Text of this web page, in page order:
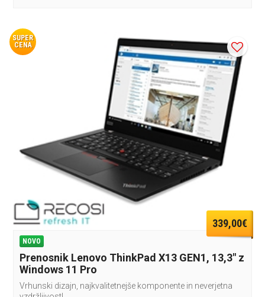
SUPER
CENA
339,00€
NOVO
Prenosnik Lenovo ThinkPad X13 GEN1, 13,3" z
Windows 11 Pro
Vrhunski dizajn, najkvalitetnejše komponente in neverjetna